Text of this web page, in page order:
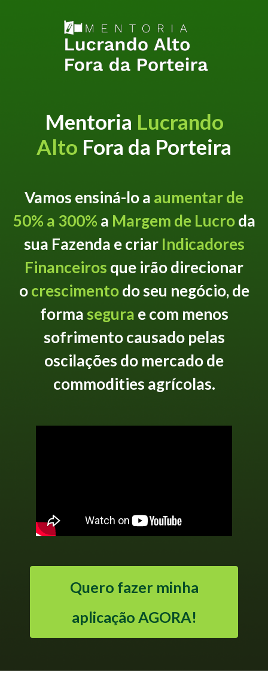
Mentoria Lucrando
Alto Fora da Porteira
Vamos ensiná-lo a aumentar de
50% a 300% a Margem de Lucroda
sua Fazenda e criar Indicadores
Financeiros que irão direcionar
ocrescimento do seu negócio, de
forma segura e com menos
sofrimento causado pelas
oscilações do mercado de
commodities agrícolas.
Quero fazer minha
aplicação AGORA!